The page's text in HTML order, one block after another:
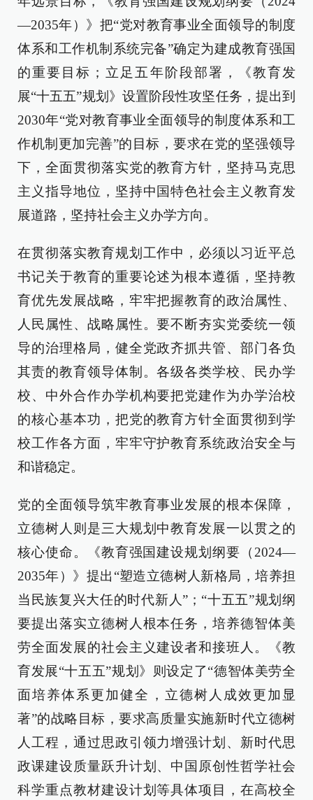
—2035年）》把“党对教育事业全面领导的制度
体系和工作机制系统完备”确定为建成教育强国
的重要目标；立足五年阶段部署，《教育发
展“十五五”规划》设置阶段性攻坚任务，提出到
2030年“党对教育事业全面领导的制度体系和工
作机制更加完善”的目标，要求在党的坚强领导
下，全面贯彻落实党的教育方针，坚持马克思
主义指导地位，坚持中国特色社会主义教育发
展道路，坚持社会主义办学方向。
在贯彻落实教育规划工作中，必须以习近平总
书记关于教育的重要论述为根本遵循，坚持教
育优先发展战略，牢牢把握教育的政治属性、
人民属性、战略属性。要不断夯实党委统一领
导的治理格局，健全党政齐抓共管、部门各负
其责的教育领导体制。各级各类学校、民办学
校、中外合作办学机构要把党建作为办学治校
的核心基本功，把党的教育方针全面贯彻到学
校工作各方面，牢牢守护教育系统政治安全与
和谐稳定。
党的全面领导筑牢教育事业发展的根本保障，
立德树人则是三大规划中教育发展一以贯之的
核心使命。《教育强国建设规划纲要（2024—
2035年）》提出“塑造立德树人新格局，培养担
当民族复兴大任的时代新人”；“十五五”规划纲
要提出落实立德树人根本任务，培养德智体美
劳全面发展的社会主义建设者和接班人。《教
育发展“十五五”规划》则设定了“德智体美劳全
面培养体系更加健全，立德树人成效更加显
著”的战略目标，要求高质量实施新时代立德树
人工程，通过思政引领力增强计划、新时代思
政课建设质量跃升计划、中国原创性哲学社会
科学重点教材建设计划等具体项目，在高校全